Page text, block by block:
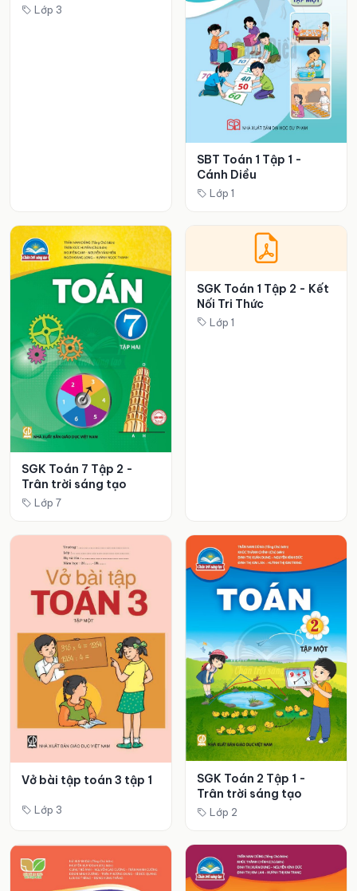
Lớp 3
SBT Toán 1 Tập 1 -
Cánh Diều
Lớp 1
SGK Toán 7 Tập 2 -
Trân trời sáng tạo
Lớp 7
SGK Toán 1 Tập 2 - Kết
Nối Tri Thức
Lớp 1
Vở bài tập toán 3 tập 1
Lớp 3
SGK Toán 2 Tập 1 -
Trân trời sáng tạo
Lớp 2